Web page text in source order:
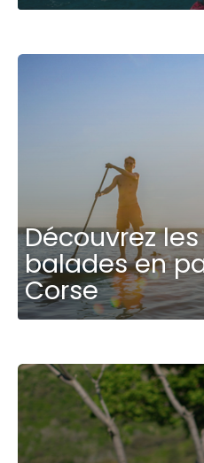
Découvrez
balades en
Corse